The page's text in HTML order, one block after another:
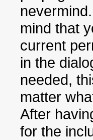
mind that
current
in the
needed,
matter
After
for the